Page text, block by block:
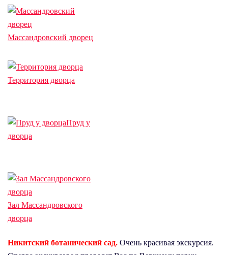
Массандровский дворец
Территория дворца
Пруд у
дворца
Зал Массандровского
дворца
Никитский ботанический сад. Очень красивая экскурсия.